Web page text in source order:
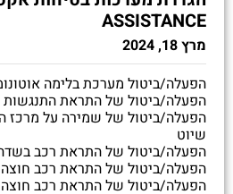
ASSISTANCE
מרץ 18, 2024
הפעלה/ביטול מערכת בלימה
הפעלה/ביטול של התראת התנגשות
הפעלה/ביטול של שמירה על מרכז
שיוט
הפעלה/ביטול של התראת רכב
הפעלה/ביטול של התראת רכב
הפעלה/ביטול של התראת רכב